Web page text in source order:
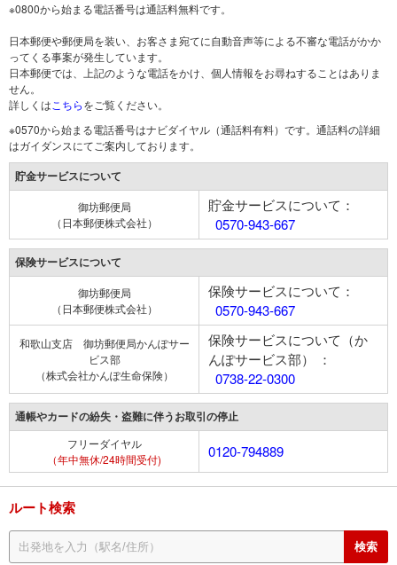
※0800から始まる電話番号は通話料無料です。
日本郵便や郵便局を装い、お客さま宛てに自動音声等による不審な電話がかか
ってくる事案が発生しています。
日本郵便では、上記のような電話をかけ、個人情報をお尋ねすることはありま
せん。
詳しくは こちらをご覧ください。
※0570から始まる電話番号はナビダイヤル（通話料有料）です。通話料の詳細
はガイダンスにてご案内しております。
貯金サービスについて
御坊郵便局
（日本郵便株式会社）
貯金サービスについて：
0570-943-667
保険サービスについて
御坊郵便局
（日本郵便株式会社）
保険サービスについて：
0570-943-667
和歌山支店 御坊郵便局かんぽサー
ビス部
（株式会社かんぽ生命保険）
保険サービスについて（か
んぽサービス部） ：
0738-22-0300
通帳やカードの紛失・盗難に伴うお取引の停止
フリーダイヤル
（年中無休/24時間受付)
0120-794889
ルート検索